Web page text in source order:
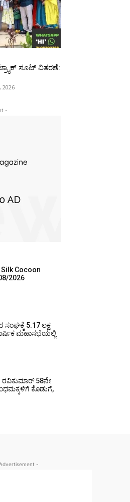
ಸೂಟ್ ವಿತರಣೆ:
2026
-
Cocoon
2026
₹5.17 ಲಕ್ಷ
ಮಹಾಸಭೆಯಲ್ಲಿ
58ನೇ
ಕೊಡುಗೆ,
-